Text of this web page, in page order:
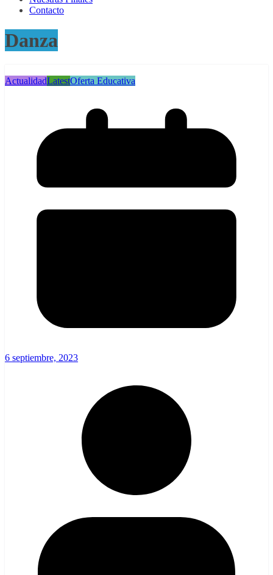
Contacto
Danza
ActualidadLatestOferta Educativa
6 septiembre, 2023